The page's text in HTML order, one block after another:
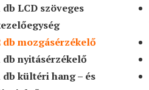
db LCD szöveges
db mozgásérzékelő
db nyitásérzékelő
db kültéri hang – és